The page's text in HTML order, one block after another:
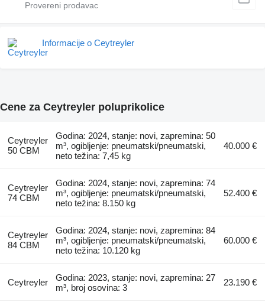
Informacije o Ceytreyler
Cene za Ceytreyler poluprikolice
Ceytreyler
50 CBM
Godina: 2024, stanje: novi, zapremina: 50
m³, ogibljenje: pneumatski/pneumatski,
neto težina: 7,45 kg
40.000 €
Ceytreyler
74 CBM
Godina: 2024, stanje: novi, zapremina: 74
m³, ogibljenje: pneumatski/pneumatski,
neto težina: 8.150 kg
52.400 €
Ceytreyler
84 CBM
Godina: 2024, stanje: novi, zapremina: 84
m³, ogibljenje: pneumatski/pneumatski,
neto težina: 10.120 kg
60.000 €
Ceytreyler
Godina: 2023, stanje: novi, zapremina: 27
m³, broj osovina: 3
23.190 €